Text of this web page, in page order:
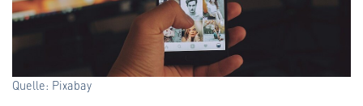
Quelle: Pixabay